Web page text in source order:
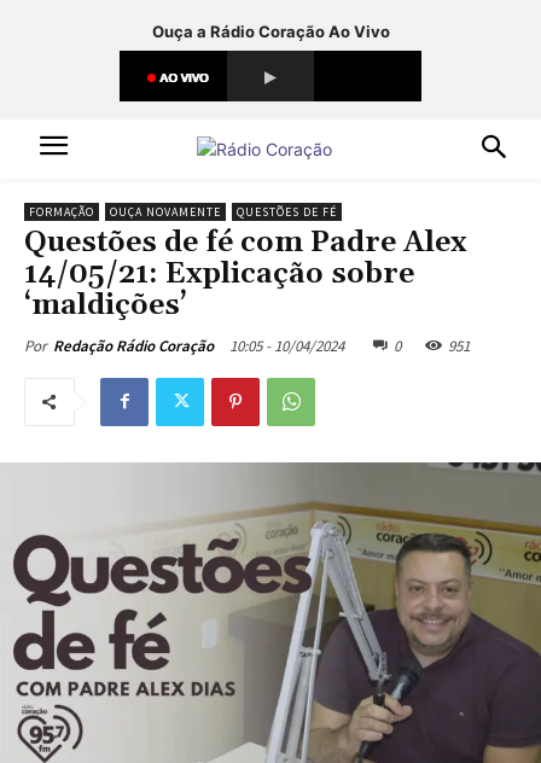
Ouça a Rádio Coração Ao Vivo
FORMAÇÃO OUÇA NOVAMENTE QUESTÕES DE FÉ
Questões de fé com Padre Alex
14/05/21: Explicação sobre
‘maldições’
Por Redação Rádio Coração 10:05 - 10/04/2024 0 951